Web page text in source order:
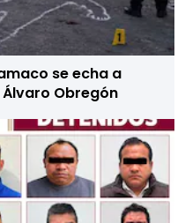
se echa a
Obregón